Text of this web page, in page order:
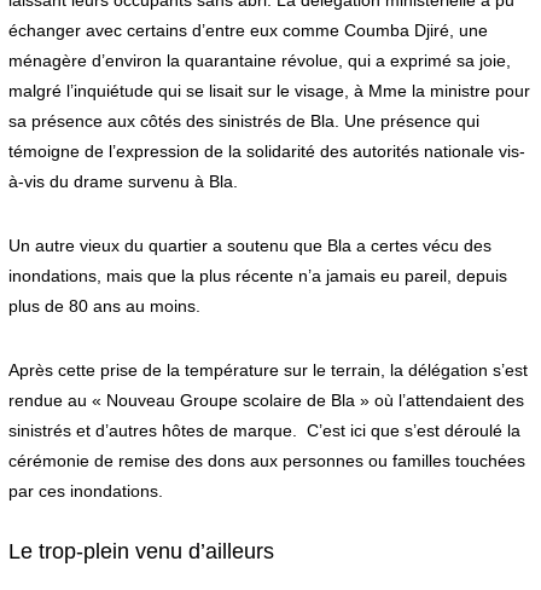
échanger avec certains d’entre eux comme Coumba Djiré, une
ménagère d’environ la quarantaine révolue, qui a exprimé sa joie,
malgré l’inquiétude qui se lisait sur le visage, à Mme la ministre pour
sa présence aux côtés des sinistrés de Bla. Une présence qui
témoigne de l’expression de la solidarité des autorités nationale vis-
à-vis du drame survenu à Bla.
Un autre vieux du quartier a soutenu que Bla a certes vécu des
inondations, mais que la plus récente n’a jamais eu pareil, depuis
plus de 80 ans au moins.
Après cette prise de la température sur le terrain, la délégation s’est
rendue au « Nouveau Groupe scolaire de Bla » où l’attendaient des
sinistrés et d’autres hôtes de marque. C’est ici que s’est déroulé la
cérémonie de remise des dons aux personnes ou familles touchées
par ces inondations.
Le trop-plein venu d’ailleurs